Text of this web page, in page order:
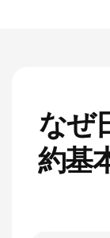
なぜ
約基